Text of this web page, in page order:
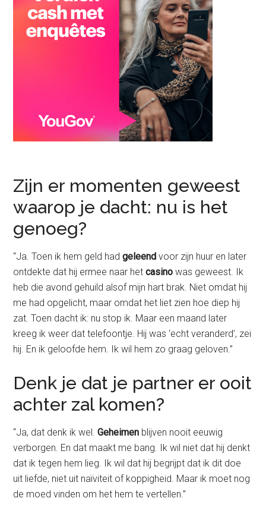
Zijn er momenten geweest
waarop je dacht: nu is het
genoeg?
“Ja. Toen ik hem geld hadgeleendvoor zijn huur en later
ontdekte dat hij ermee naar hetcasinowas geweest. Ik
heb die avond gehuild alsof mijn hart brak. Niet omdat hij
me had opgelicht, maar omdat het liet zien hoe diep hij
zat. Toen dacht ik: nu stop ik. Maar een maand later
kreeg ik weer dat telefoontje. Hij was ‘echt veranderd’, zei
hij. En ik geloofde hem. Ik wil hem zo graag geloven.”
Denk je dat je partner er ooit
achter zal komen?
“Ja, dat denk ik wel.Geheimen blijven nooit eeuwig
verborgen. En dat maakt me bang. Ik wil niet dat hij denkt
dat ik tegen hem lieg. Ik wil dat hij begrijpt dat ik dit doe
uit liefde, niet uit naïviteit of koppigheid. Maar ik moet nog
de moed vinden om het hem te vertellen.”